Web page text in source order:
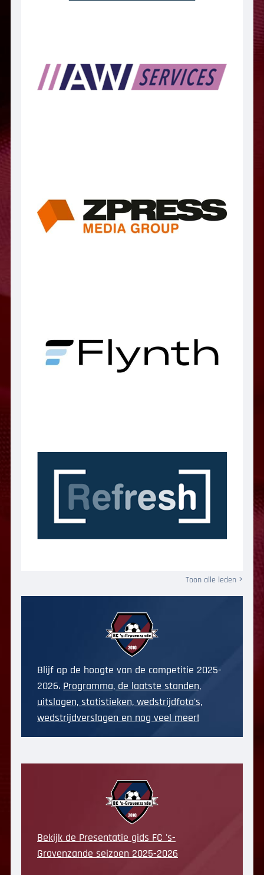
Toon alle leden
Blijf op de hoogte van de competitie 2025-
2026. Programma, de laatste standen,
uitslagen, statistieken, wedstrijdfoto's,
wedstrijdverslagen en nog veel meer!
Bekijk de Presentatie gids FC 's-
Gravenzande seizoen 2025-2026